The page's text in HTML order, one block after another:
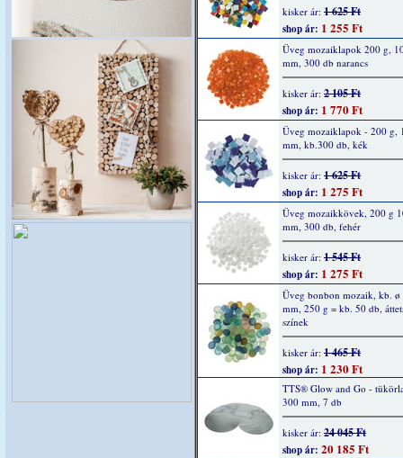
kisker ár: 1 625 Ft
shop ár: 1 255 Ft
Üveg mozaiklapok 200 g,
mm, 300 db narancs
kisker ár: 2 105 Ft
shop ár: 1 770 Ft
Üveg mozaiklapok - 200 g,
mm, kb.300 db, kék
kisker ár: 1 625 Ft
shop ár: 1 275 Ft
Üveg mozaikkövek, 200 g
mm, 300 db, fehér
kisker ár: 1 545 Ft
shop ár: 1 275 Ft
Üveg bonbon mozaik, kb.
mm, 250 g = kb. 50 db,
színek
kisker ár: 1 465 Ft
shop ár: 1 230 Ft
TTS® Glow and Go -
300 mm, 7 db
kisker ár: 24 045 Ft
shop ár: 20 185 Ft